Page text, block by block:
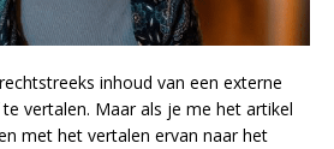
inhoud van een externe
vertalen. Maar als je me het artikel
met het vertalen ervan naar het